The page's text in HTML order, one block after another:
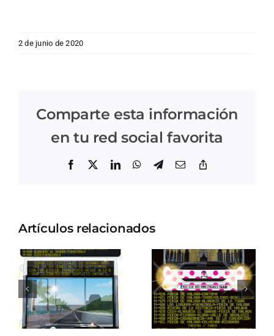
2 de junio de 2020
Comparte esta información
en tu red social favorita
Facebook LinkedInWhatsApp
Telegram
Correo
Artículos relacionados